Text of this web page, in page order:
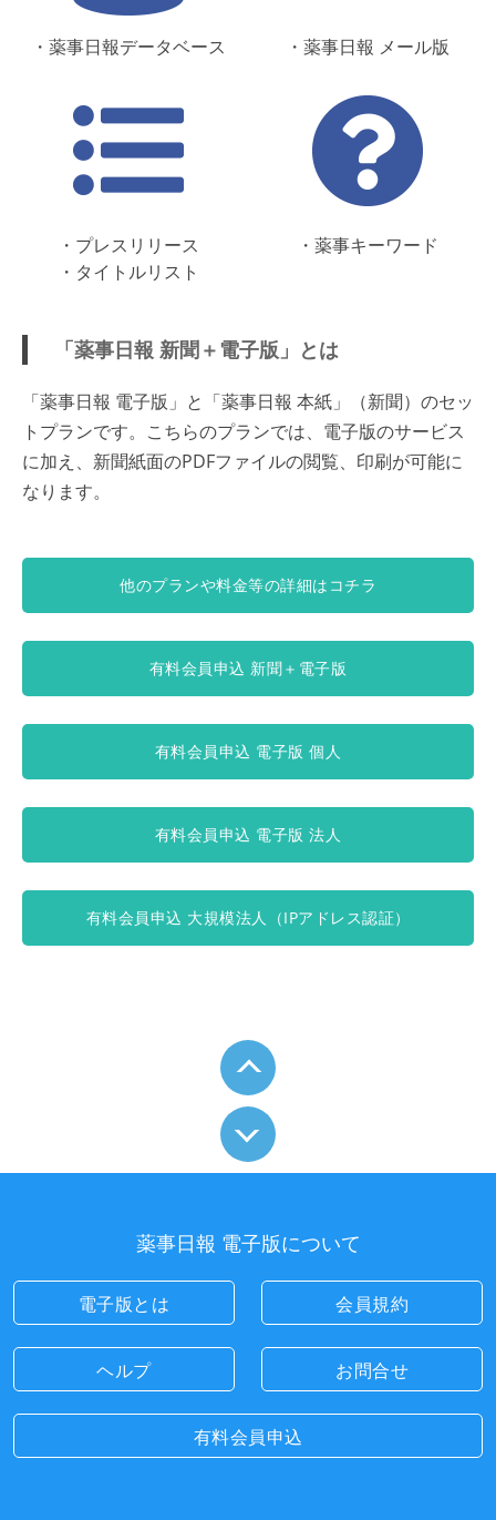
・薬事日報データベース ・薬事日報 メール版
・プレスリリース
・タイトルリスト
・薬事キーワード
「薬事日報 新聞＋電子版」とは
「薬事日報 電子版」と「薬事日報 本紙」（新聞）のセッ
トプランです。こちらのプランでは、電子版のサービス
に加え、新聞紙面のPDFファイルの閲覧、印刷が可能に
なります。
他のプランや料金等の詳細はコチラ
有料会員申込 新聞＋電子版
有料会員申込 電子版 個人
有料会員申込 電子版 法人
有料会員申込 大規模法人（IPアドレス認証）
薬事日報 電子版について
電子版とは 会員規約
ヘルプ お問合せ
有料会員申込